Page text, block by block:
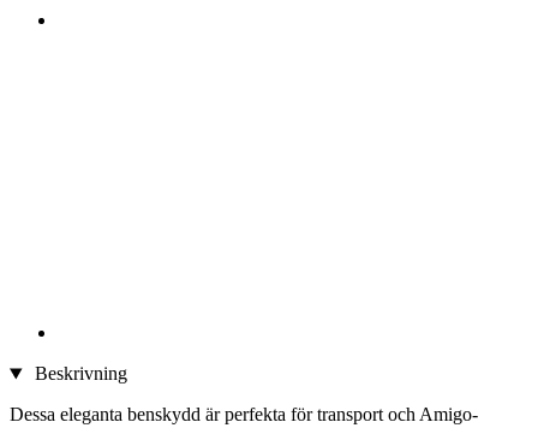
Beskrivning
Dessa eleganta benskydd är perfekta för transport och Amigo-